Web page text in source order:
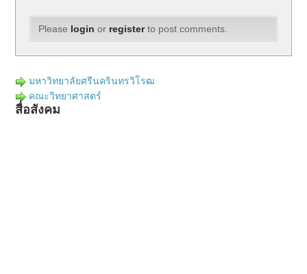
Please login or registerto post comments.
มหาวิทยาลัยศรีนครินทรวิโรฒ
คณะวิทยาศาสตร์
สื่อสังคม